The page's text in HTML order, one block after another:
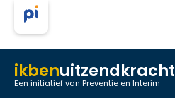
ikbenuitzendkracht
Een initiatief van Preventie en Interim